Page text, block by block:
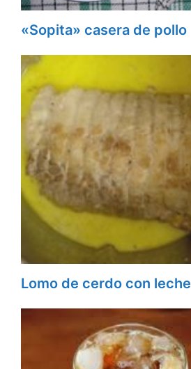
«Sopita» casera de pollo
Lomo de cerdo con leche